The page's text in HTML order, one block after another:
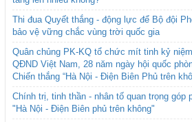
Thi đua Quyết thắng - động lực để Bộ đội
bảo vệ vững chắc vùng trời quốc gia
Quân chủng PK-KQ tổ chức mít tinh kỷ
QĐND Việt Nam, 28 năm ngày hội quốc
Chiến thắng “Hà Nội - Điện Biên Phủ trên
Chính trị, tinh thần - nhân tố quan trọng góp
"Hà Nội - Điện Biên phủ trên không"